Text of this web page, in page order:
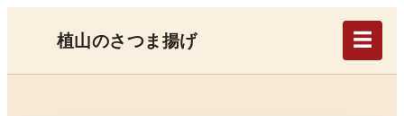
植山のさつま揚げ ☰